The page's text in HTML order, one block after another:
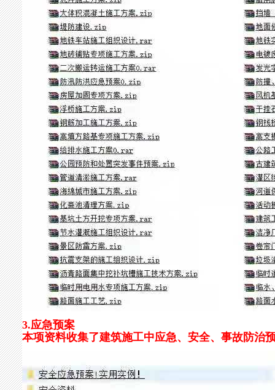
3.应急预案
本项资料收集了建筑施工中应急、安全、事故防治